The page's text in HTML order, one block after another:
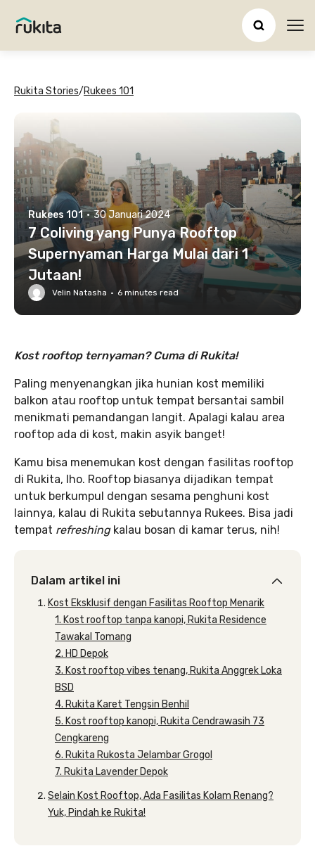
Rukita Stories/Rukees 101
Rukees 101 · 30 Januari 2024
7 Coliving yang Punya Rooftop
Supernyaman Harga Mulai dari 1
Jutaan!
Velin Natasha · 6 minutes read
Kost rooftop ternyaman? Cuma di Rukita!
Paling menyenangkan jika hunian kost memiliki
balkon atau rooftop untuk tempat bersantai sambil
menikmati pemandangan langit. Apalagi kalau area
rooftop ada di kost, makin asyik banget!
Kamu bisa menemukan kost dengan fasilitas rooftop
di Rukita, lho. Rooftop biasanya dijadikan tempat
untuk berkumpul dengan sesama penghuni kost
lainnya, kalau di Rukita sebutannya Rukees. Bisa jadi
tempat refreshingkalau bosan di kamar terus, nih!
Dalam artikel ini
Kost Eksklusif dengan Fasilitas Rooftop Menarik
1. Kost rooftop tanpa kanopi, Rukita Residence
Tawakal Tomang
2. HD Depok
3. Kost rooftop vibes tenang, Rukita Anggrek Loka
BSD
4. Rukita Karet Tengsin Benhil
5. Kost rooftop kanopi, Rukita Cendrawasih 73
Cengkareng
6. Rukita Rukosta Jelambar Grogol
7. Rukita Lavender Depok
Selain Kost Rooftop, Ada Fasilitas Kolam Renang?
Yuk, Pindah ke Rukita!